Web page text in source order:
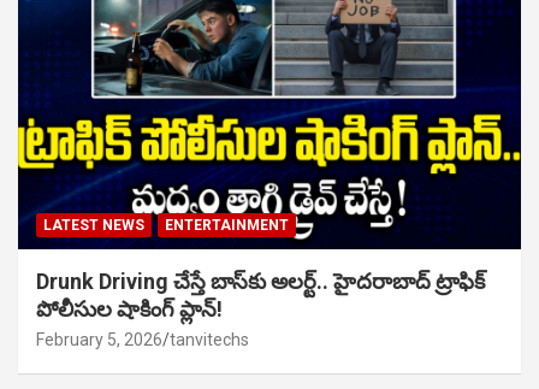
LATEST NEWS ENTERTAINMENT
Drunk Driving చేస్తే బాస్‌కు అలర్ట్.. హైదరాబాద్ ట్రాఫిక్
పోలీసుల షాకింగ్ ప్లాన్!
February 5, 2026 tanvitechs